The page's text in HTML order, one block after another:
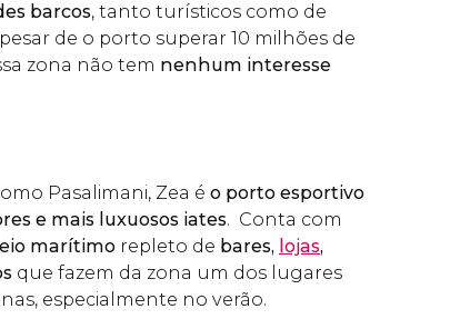
barcos, tanto turísticos como de
de o porto superar 10 milhões de
zona não tem nenhum interesse
Pasalimani, Zea é o porto esportivo
e mais luxuosos iates. Conta com
marítimo repleto de bares, lojas,
que fazem da zona um dos lugares
especialmente no verão.